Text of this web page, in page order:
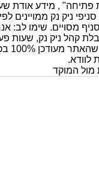
פתיחה" , מידע אודת
ניק נק ממויינים
מסויים. שימו לב:
קהל ניק נק, שעות
לוודא.
מול המוקד